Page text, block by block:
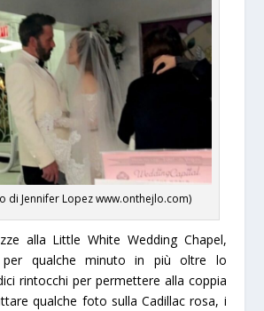
di Jennifer Lopez www.onthejlo.com)
alla Little White Wedding Chapel,
per qualche minuto in più oltre lo
rintocchi per permettere alla coppia
qualche foto sulla Cadillac rosa, i